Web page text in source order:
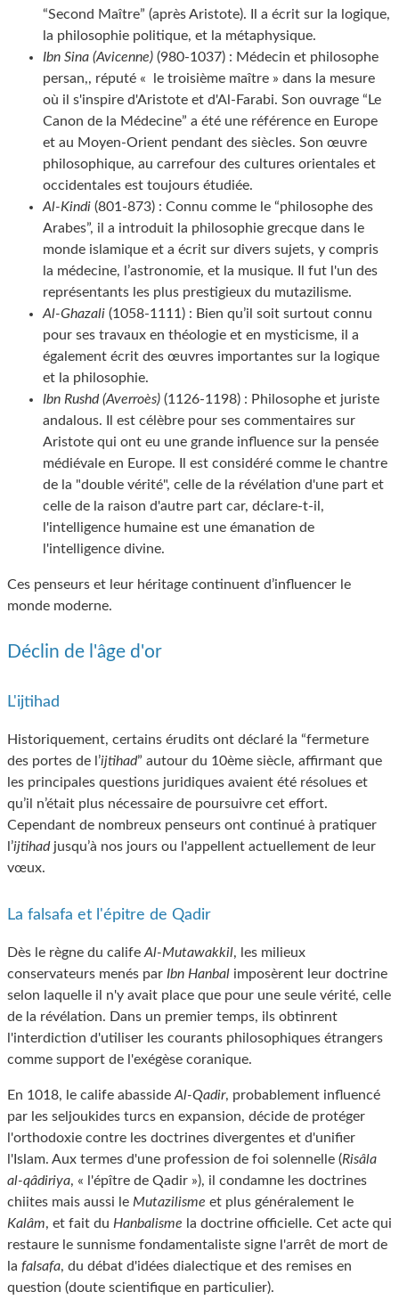
“Second Maître” (après Aristote). Il a écrit sur la logique,
la philosophie politique, et la métaphysique.
Ibn Sina (Avicenne) (980-1037) : Médecin et philosophe
persan,, réputé « le troisième maître » dans la mesure
où il s'inspire d'Aristote et d'Al-Farabi. Son ouvrage “Le
Canon de la Médecine” a été une référence en Europe
et au Moyen-Orient pendant des siècles. Son œuvre
philosophique, au carrefour des cultures orientales et
occidentales est toujours étudiée.
Al-Kindi (801-873) : Connu comme le “philosophe des
Arabes”, il a introduit la philosophie grecque dans le
monde islamique et a écrit sur divers sujets, y compris
la médecine, l’astronomie, et la musique. Il fut l'un des
représentants les plus prestigieux du mutazilisme.
Al-Ghazali (1058-1111) : Bien qu’il soit surtout connu
pour ses travaux en théologie et en mysticisme, il a
également écrit des œuvres importantes sur la logique
et la philosophie.
Ibn Rushd (Averroès) (1126-1198) : Philosophe et juriste
andalous. Il est célèbre pour ses commentaires sur
Aristote qui ont eu une grande influence sur la pensée
médiévale en Europe. Il est considéré comme le chantre
de la "double vérité", celle de la révélation d'une part et
celle de la raison d'autre part car, déclare-t-il,
l'intelligence humaine est une émanation de
l'intelligence divine.
Ces penseurs et leur héritage continuent d’influencer le
monde moderne.
Déclin de l'âge d'or
L'ijtihad
Historiquement, certains érudits ont déclaré la “fermeture
des portes de l’ijtihad” autour du 10ème siècle, affirmant que
les principales questions juridiques avaient été résolues et
qu’il n’était plus nécessaire de poursuivre cet effort.
Cependant de nombreux penseurs ont continué à pratiquer
l’ijtihadjusqu’à nos jours ou l'appellent actuellement de leur
vœux.
La falsafa et l'épitre de Qadir
Dès le règne du calife Al-Mutawakkil, les milieux
conservateurs menés par Ibn Hanbal imposèrent leur doctrine
selon laquelle il n'y avait place que pour une seule vérité, celle
de la révélation. Dans un premier temps, ils obtinrent
l'interdiction d'utiliser les courants philosophiques étrangers
comme support de l'exégèse coranique.
En 1018, le calife abasside Al-Qadir, probablement influencé
par les seljoukides turcs en expansion, décide de protéger
l'orthodoxie contre les doctrines divergentes et d'unifier
l'Islam. Aux termes d'une profession de foi solennelle (Risâla
al-qâdiriya, « l'épître de Qadir »), il condamne les doctrines
chiites mais aussi le Mutazilisme et plus généralement le
Kalâm, et fait du Hanbalisme la doctrine officielle. Cet acte qui
restaure le sunnisme fondamentaliste signe l'arrêt de mort de
la falsafa, du débat d'idées dialectique et des remises en
question (doute scientifique en particulier).